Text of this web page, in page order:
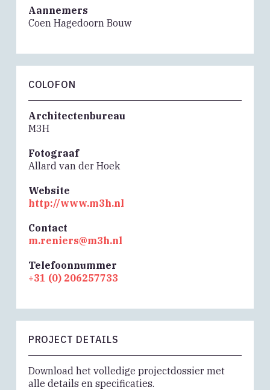
Aannemers
Coen Hagedoorn Bouw
COLOFON
Architectenbureau
M3H
Fotograaf
Allard van der Hoek
Website
http://www.m3h.nl
Contact
m.reniers@m3h.nl
Telefoonnummer
+31 (0) 206257733
PROJECT DETAILS
Download het volledige projectdossier met
alle details en specificaties.